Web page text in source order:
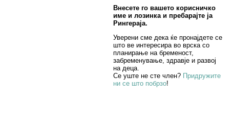
Внесете го вашето корисничко
име и лозинка и пребарајте ја
Рингераја.
Уверени сме дека ќе пронајдете се
што ве интересира во врска со
планирање на бременост,
забременување, здравје и развој
на деца.
Се уште не сте член? Придружите
ни се што побрзо!